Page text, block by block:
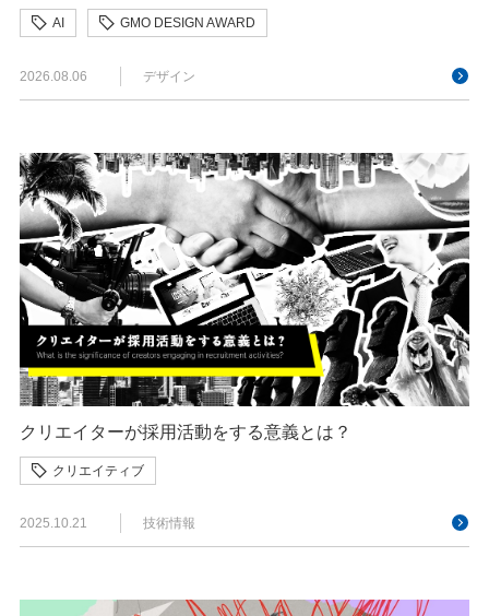
AI
GMO DESIGN AWARD
2026.08.06
デザイン
クリエイターが採用活動をする意義とは？
クリエイティブ
2025.10.21 技術情報